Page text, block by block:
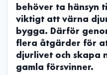
behöver ta hänsyn
viktigt att värna
bygga. Därför
flera åtgärder för
djurlivet och skapa
gamla försvinner.